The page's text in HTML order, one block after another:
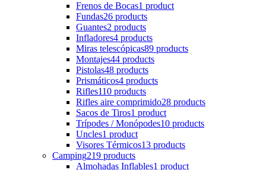
Frenos de Bocas1 product
Fundas26 products
Guantes2 products
Infladores4 products
Miras telescópicas89 products
Montajes44 products
Pistolas48 products
Prismáticos4 products
Rifles110 products
Rifles aire comprimido28 products
Sacos de Tiros1 product
Trípodes / Monópodes10 products
Uncles1 product
Visores Térmicos13 products
Camping219 products
Almohadas Inflables1 product